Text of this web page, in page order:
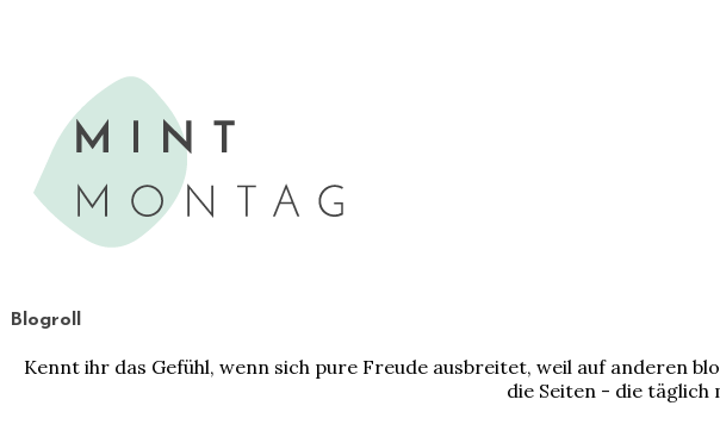
Blogroll
Kennt ihr das Gefühl, wenn sich pure Freude ausbreitet, weil auf anderen
die Seiten - die